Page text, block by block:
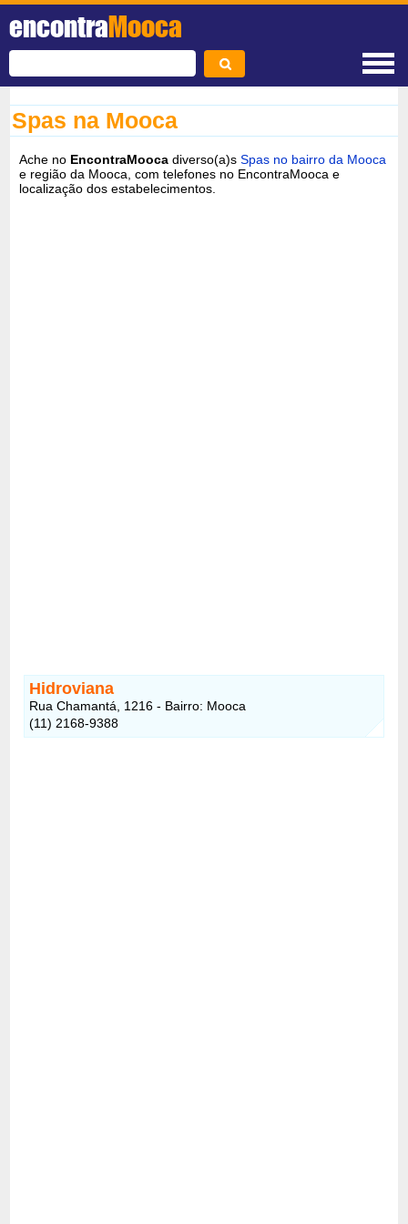
encontraMooca
Spas na Mooca
Ache no EncontraMooca diverso(a)sSpas no bairro da Mooca
e região da Mooca, com telefones no EncontraMooca e
localização dos estabelecimentos.
Hidroviana
Rua Chamantá, 1216 - Bairro: Mooca
(11) 2168-9388